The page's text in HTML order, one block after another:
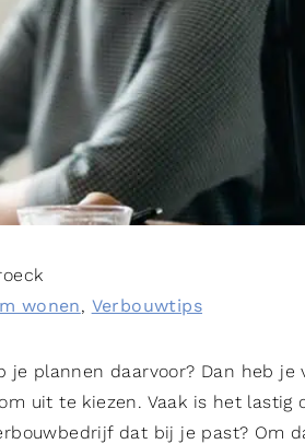
wonen, Verbouwtips
je plannen daarvoor? Dan heb
uit te kiezen. Vaak is het lastig
dat bij je past? Om